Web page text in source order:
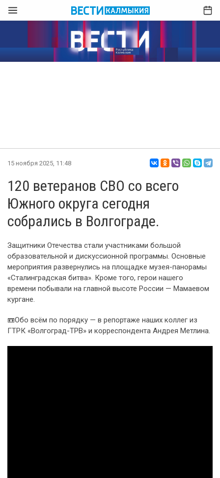
15 ноября 2025, 11:48
120 ветеранов СВО со всего
Южного округа сегодня
собрались в Волгограде.
Защитники Отечества стали участниками большой
образовательной и дискуссионной программы. Основные
мероприятия развернулись на площадке музея-панорамы
«Сталинградская битва». Кроме того, герои нашего
времени побывали на главной высоте России — Мамаевом
кургане.
📼Обо всём по порядку — в репортаже наших коллег из
ГТРК «Волгоград-ТРВ» и корреспондента Андрея Метлина.